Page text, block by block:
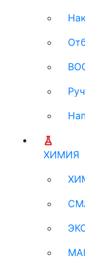
ХИМИЯ